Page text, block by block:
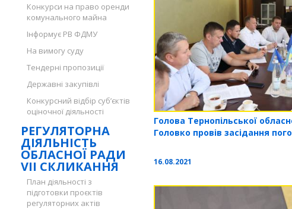
Конкурси на право оренди
комунального майна
Інформує РВ ФДМУ
На вимогу суду
Тендерні пропозиції
Державні закупівлі
Конкурсний відбір суб’єктів
оціночної діяльності
РЕГУЛЯТОРНА
ДІЯЛЬНІСТЬ
ОБЛАСНОЇ РАДИ
VII СКЛИКАННЯ
План діяльності з
підготовки проєктів
регуляторних актів
Голова Тернопільської
Головко провів засідання
16.08.2021